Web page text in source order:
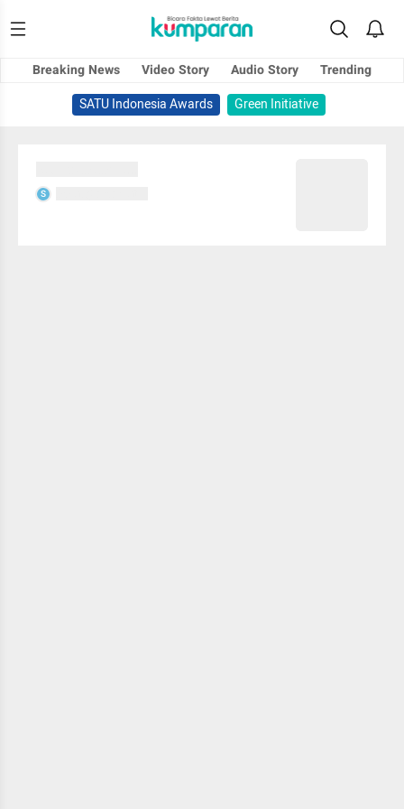
Breaking News Video Story Audio Story
Trending
SATU Indonesia Awards
Green Initiative
S